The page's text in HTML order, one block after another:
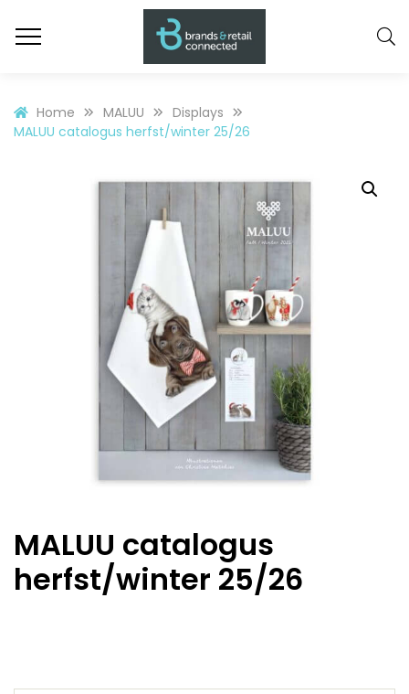
Home MALUU
Displays
MALUU catalogus herfst/winter 25/26
MALUU catalogus
herfst/winter 25/26